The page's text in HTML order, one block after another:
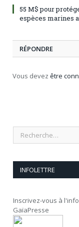
55 M$ pour
espèces marines
RÉPONDRE
Vous devez être
INFOLETTRE
Inscrivez-vous à
GaïaPresse